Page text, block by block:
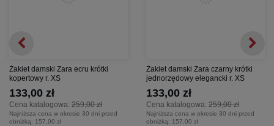
Żakiet damski Zara ecru krótki
kopertowy r. XS
Cena katalogowa: 259,00 zł
133,00 zł
Najniższa cena w okresie 30 dni przed
obniżką: 157,00 zł
Żakiet damski Zara czarny krótki
jednorzędowy elegancki r. XS
Cena katalogowa: 259,00 zł
133,00 zł
Najniższa cena w okresie 30 dni przed
obniżką: 157,00 zł